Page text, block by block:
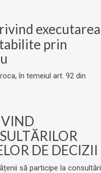
executarea
prin
în temeiul art. 92 din
DE DECIZII
să participe la consultări